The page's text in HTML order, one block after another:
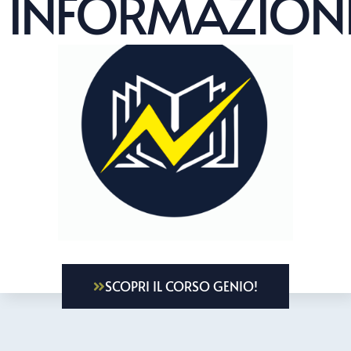
SCOPRI IL CORSO GENIO!